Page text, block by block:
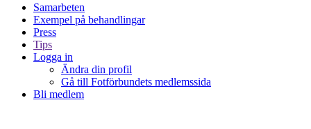
Samarbeten
Exempel på behandlingar
Press
Tips
Logga in
Ändra din profil
Gå till Fotförbundets medlemssida
Bli medlem